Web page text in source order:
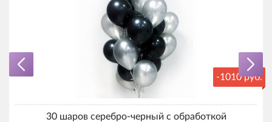
-1010 руб.
30 шаров серебро-черный с обработкой